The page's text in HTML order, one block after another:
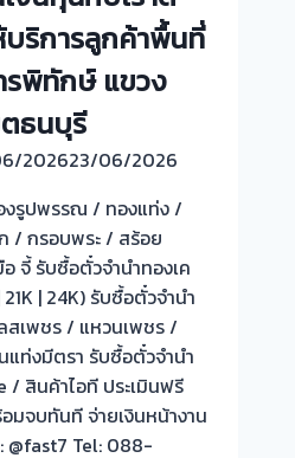
มิน
บริการลูกค้าพื้นที่
พิทักษ์ แขวง
ธนบุรี
202623/06/2026
งรูปพรรณ / ทองแท่ง /
/ กรอบพระ / สร้อย
จี้ รับซื้อตั๋วจำนำทองเค
21K | 24K) รับซื้อตั๋วจำนำ
สเพชร / แหวนเพชร /
แท่งมีตรา รับซื้อตั๋วจำนำ
/ สินค้าไอที ประเมินฟรี
มจบทันที จ่ายเงินหน้างาน
@fast7 Tel: 088-